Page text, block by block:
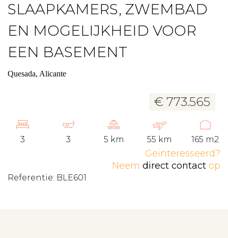
SLAAPKAMERS, ZWEMBAD
EN MOGELIJKHEID VOOR
EEN BASEMENT
Quesada, Alicante
€ 773.565
3 3 5 km 55 km 165 m2
Geinteresseerd?
Neem direct contact op
Referentie: BLE601